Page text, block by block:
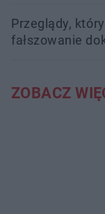
Przeglądy,
fałszowanie
ZOBACZ